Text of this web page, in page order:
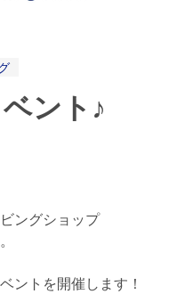
ント♪
ングショップ
ントを開催します！